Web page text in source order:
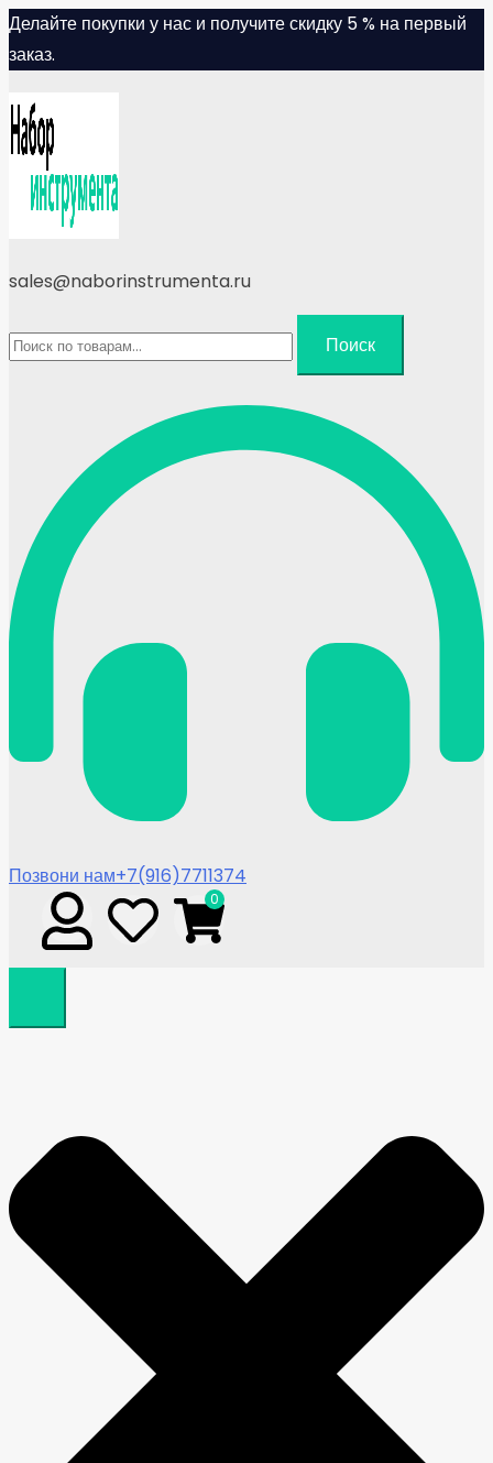
Skip
to
Делайте покупки у нас и получите скидку 5 % на первый
заказ.
sales@naborinstrumenta.ru
Искать:
Поиск
Позвони нам+7(916)7711374
0